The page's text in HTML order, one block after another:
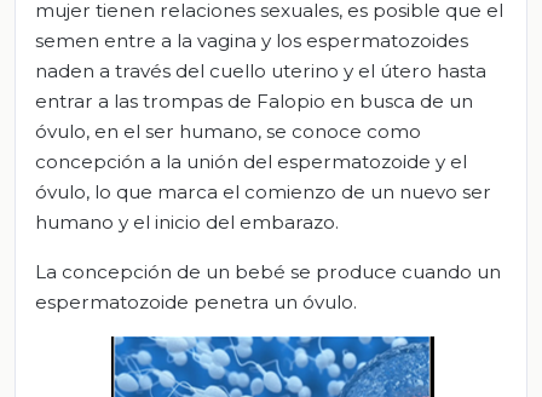
mujer tienen relaciones sexuales, es posible que el
semen entre a la vagina y los espermatozoides
naden a través del cuello uterino y el útero hasta
entrar a las trompas de Falopio en busca de un
óvulo, en el ser humano, se conoce como
concepción a la unión del espermatozoide y el
óvulo, lo que marca el comienzo de un nuevo ser
humano y el inicio del embarazo.
La concepción de un bebé se produce cuando un
espermatozoide penetra un óvulo.